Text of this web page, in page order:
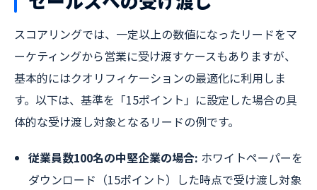
スコアリングでは、一定以上の数値になったリードをマ
ーケティングから営業に受け渡すケースもありますが、
基本的にはクオリフィケーションの最適化に利用しま
す。以下は、基準を「15ポイント」に設定した場合の具
体的な受け渡し対象となるリードの例です。
従業員数100名の中堅企業の場合: ホワイトペーパーを
ダウンロード（15ポイント）した時点で受け渡し対象